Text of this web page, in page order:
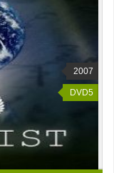
2007
DVD5